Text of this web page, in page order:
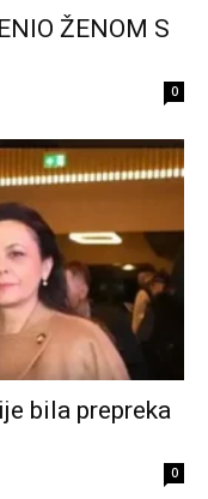
ŽENOM S
0
bila prepreka
0